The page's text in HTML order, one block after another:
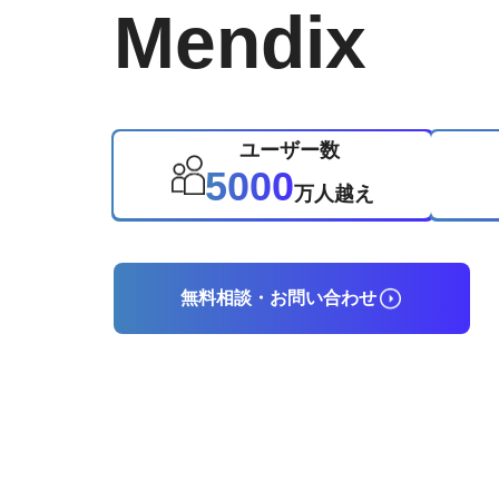
Mendix
ユーザー数
5000万人越え
無料相談・お問い合わせ